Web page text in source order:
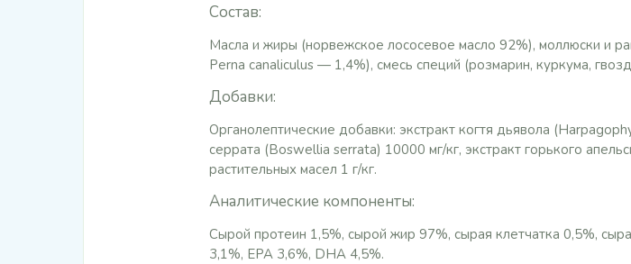
Состав:
Масла и жиры (норвежское лососевое масло 92%), моллюски и
Perna canaliculus — 1,4%), смесь специй (розмарин, куркума,
Добавки:
Органолептические добавки: экстракт когтя дьявола
серрата (Boswellia serrata) 10000 мг/кг, экстракт горького
растительных масел 1 г/кг.
Аналитические компоненты:
Сырой протеин 1,5%, сырой жир 97%, сырая клетчатка 0,5%,
3,1%, EPA 3,6%, DHA 4,5%.